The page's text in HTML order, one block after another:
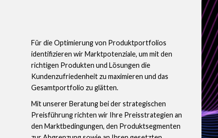
Für die Optimierung von Produktportfolios
identifizieren wir Marktpotenziale, um mit den
richtigen Produkten und Lösungen die
Kundenzufriedenheit zu maximieren und das
Gesamtportfolio zu glätten.
Mit unserer Beratung bei der strategischen
Preisführung richten wir Ihre Preisstrategien an
den Marktbedingungen, den Produktsegmenten